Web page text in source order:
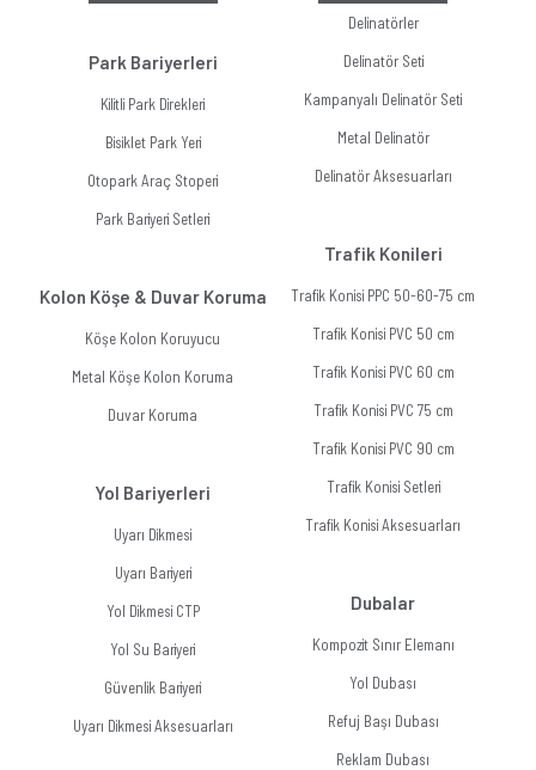
Park Bariyerleri
Kilitli Park Direkleri
Bisiklet Park Yeri
Otopark Araç Stoperi
Park Bariyeri Setleri
Kolon Köşe & Duvar Koruma
Köşe Kolon Koruyucu
Metal Köşe Kolon Koruma
Duvar Koruma
Yol Bariyerleri
Uyarı Dikmesi
Uyarı Bariyeri
Yol Dikmesi CTP
Yol Su Bariyeri
Güvenlik Bariyeri
Uyarı Dikmesi Aksesuarları
Delinatörler
Delinatör Seti
Kampanyalı Delinatör Seti
Metal Delinatör
Delinatör Aksesuarları
Trafik Konileri
Trafik Konisi PPC 50-60-75 cm
Trafik Konisi PVC 50 cm
Trafik Konisi PVC 60 cm
Trafik Konisi PVC 75 cm
Trafik Konisi PVC 90 cm
Trafik Konisi Setleri
Trafik Konisi Aksesuarları
Dubalar
Kompozit Sınır Elemanı
Yol Dubası
Refuj Başı Dubası
Reklam Dubası